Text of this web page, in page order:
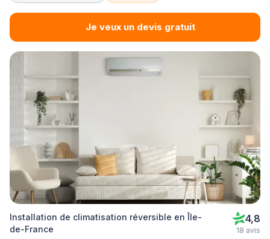
Je veux un devis gratuit
Installation de climatisation réversible en Île-
de-France
4,8
18 avis